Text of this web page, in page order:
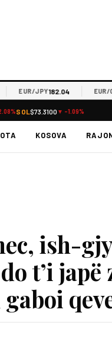
EUR/JPY182.04 EUR/CAD
SOL$73.3100 ▼ -1.09%
KOSOVA
ish-
t’i